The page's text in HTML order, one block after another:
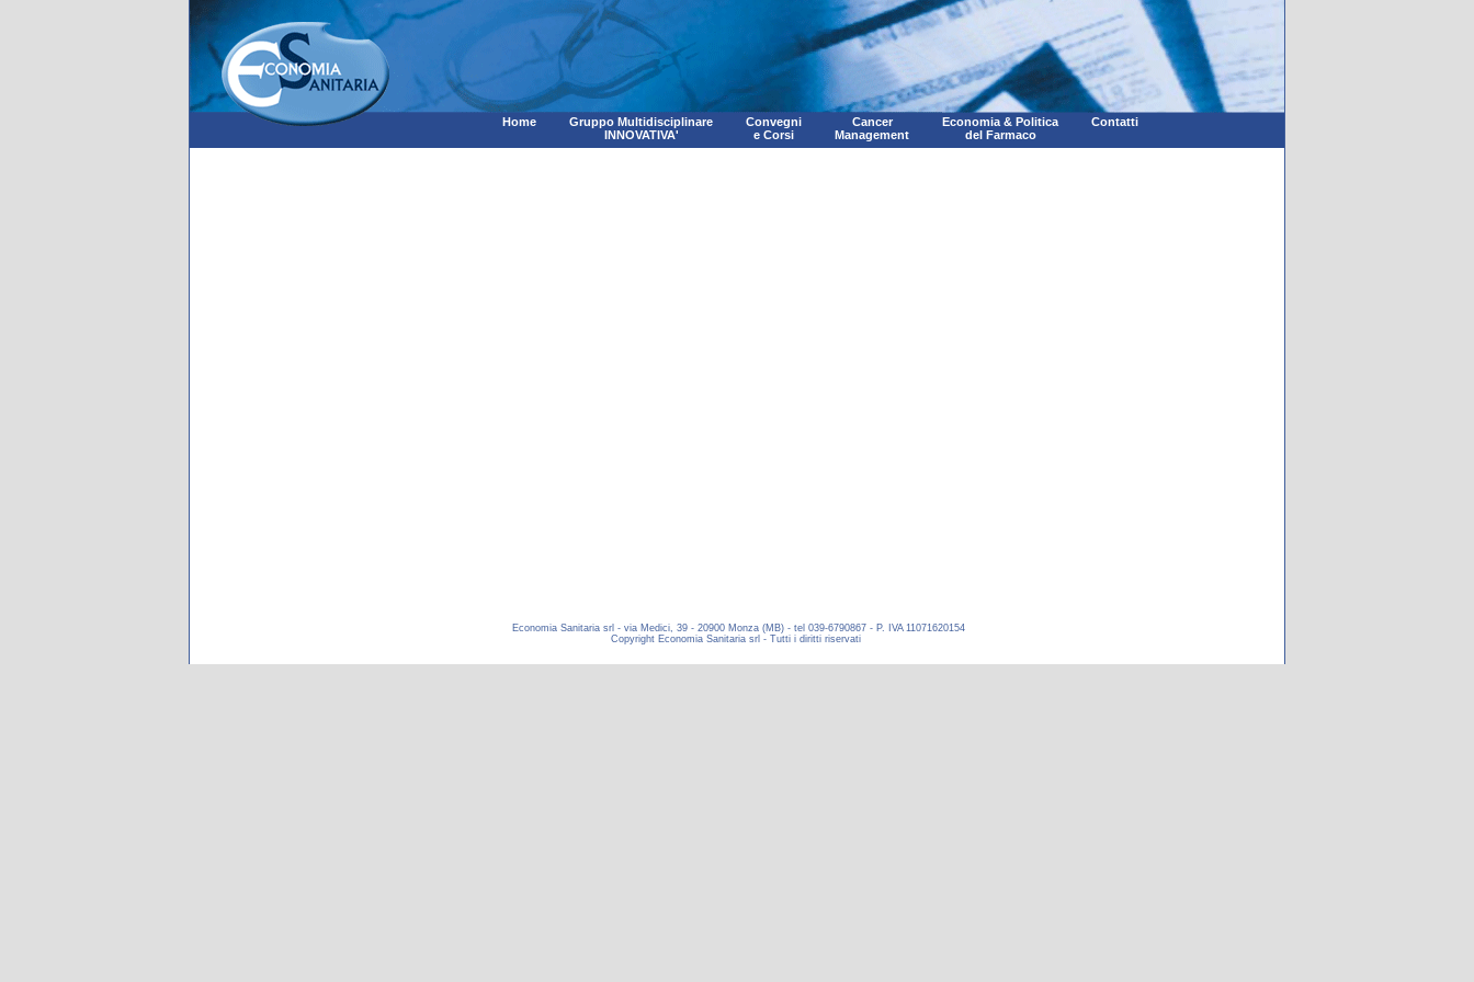
Home
Gruppo Multidisciplinare
INNOVATIVA'
Convegni
e Corsi
Cancer
Management
Economia & Politica
del Farmaco
Contatti
Economia Sanitaria srl - via Medici, 39 - 20900 Monza (MB) - tel 039-6790867 - P. IVA 11071620154
Copyright Economia Sanitaria srl - Tutti i diritti riservati